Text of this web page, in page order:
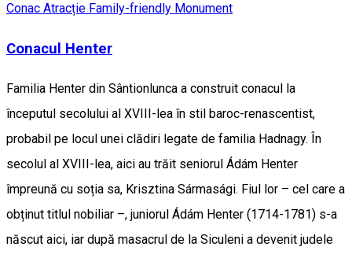
Conac Atracție Family-friendly Monument
Conacul Henter
Familia Henter din Sântionlunca a construit conacul la
începutul secolului al XVIII-lea în stil baroc-renascentist,
probabil pe locul unei clădiri legate de familia Hadnagy. În
secolul al XVIII-lea, aici au trăit seniorul Ádám Henter
împreună cu soția sa, Krisztina Sármasági. Fiul lor – cel care a
obținut titlul nobiliar –, juniorul Ádám Henter (1714-1781) s-a
născut aici, iar după masacrul de la Siculeni a devenit judele